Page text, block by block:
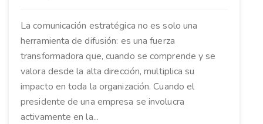
La comunicación estratégica no es solo una
herramienta de difusión: es una fuerza
transformadora que, cuando se comprende y se
valora desde la alta dirección, multiplica su
impacto en toda la organización. Cuando el
presidente de una empresa se involucra
activamente en la...